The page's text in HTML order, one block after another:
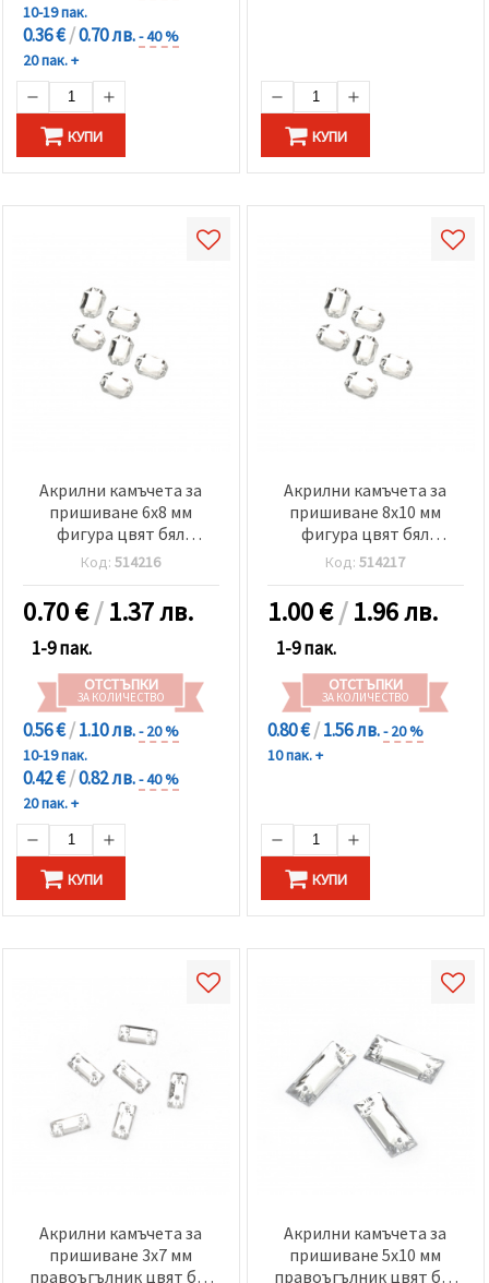
10-19 пак.
0.36 €/0.70 лв.- 40 %
20 пак. +
КУПИ КУПИ
Акрилни камъчета за
пришиване 6x8 мм
фигура цвят бял
прозрачен фасетиран
-50 броя
Код:514216
0.70€/1.37 лв.
1-9 пак.
ОТСТЪПКИ
ЗА КОЛИЧЕСТВО
0.56 €/1.10 лв.- 20 %
10-19 пак.
0.42 €/0.82 лв.- 40 %
20 пак. +
КУПИ
Акрилни камъчета за
пришиване 8x10 мм
фигура цвят бял
прозрачен фасетиран
-50 броя
Код:514217
1.00€/1.96 лв.
1-9 пак.
ОТСТЪПКИ
ЗА КОЛИЧЕСТВО
0.80 €/1.56 лв.- 20 %
10 пак. +
КУПИ
Акрилни камъчета за
пришиване 3x7 мм
правоъгълник цвят бял
Акрилни камъчета за
пришиване 5x10 мм
правоъгълник цвят бял